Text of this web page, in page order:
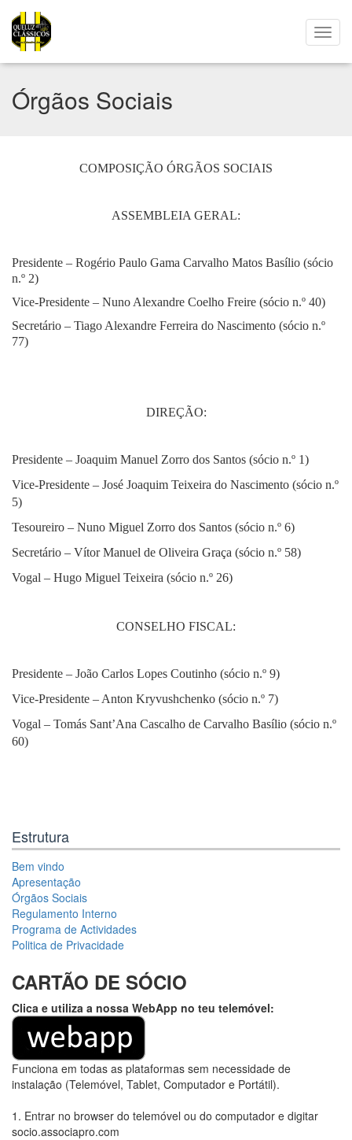
Órgãos Sociais
COMPOSIÇÃO ÓRGÃOS SOCIAIS
ASSEMBLEIA GERAL:
Presidente – Rogério Paulo Gama Carvalho Matos Basílio (sócio
n.º 2)
Vice-Presidente – Nuno Alexandre Coelho Freire (sócio n.º 40)
Secretário – Tiago Alexandre Ferreira do Nascimento (sócio n.º
77)
DIREÇÃO:
Presidente – Joaquim Manuel Zorro dos Santos (sócio n.º 1)
Vice-Presidente – José Joaquim Teixeira do Nascimento (sócio n.º
5)
Tesoureiro – Nuno Miguel Zorro dos Santos (sócio n.º 6)
Secretário – Vítor Manuel de Oliveira Graça (sócio n.º 58)
Vogal – Hugo Miguel Teixeira (sócio n.º 26)
CONSELHO FISCAL:
Presidente – João Carlos Lopes Coutinho (sócio n.º 9)
Vice-Presidente – Anton Kryvushchenko (sócio n.º 7)
Vogal – Tomás Sant’Ana Cascalho de Carvalho Basílio (sócio n.º
60)
Estrutura
Bem vindo
Apresentação
Órgãos Sociais
Regulamento Interno
Programa de Actividades
Politica de Privacidade
CARTÃO DE SÓCIO
Clica e utiliza a nossa WebApp no teu telemóvel:
Funciona em todas as plataformas sem necessidade de
instalação (Telemóvel, Tablet, Computador e Portátil).
1. Entrar no browser do telemóvel ou do computador e digitar
socio.associapro.com